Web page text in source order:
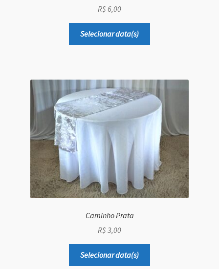
R$ 6,00
Selecionar data(s)
Caminho Prata
R$3,00
Selecionar data(s)